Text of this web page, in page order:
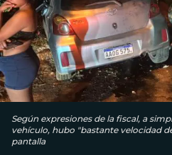
Según expresiones de la fiscal, a
vehículo, hubo "bastante velocidad
pantalla